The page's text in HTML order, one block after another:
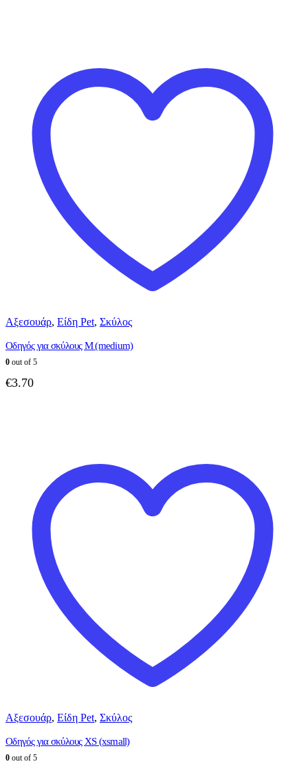
Αξεσουάρ, Είδη Pet, Σκύλος
Οδηγός για σκύλους M (medium)
0 out of 5
€3.70
Αξεσουάρ, Είδη Pet, Σκύλος
Οδηγός για σκύλους XS (xsmall)
0 out of 5